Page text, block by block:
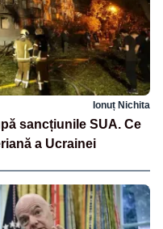
Ionuț Nichita
sancțiunile SUA. Ce
a Ucrainei